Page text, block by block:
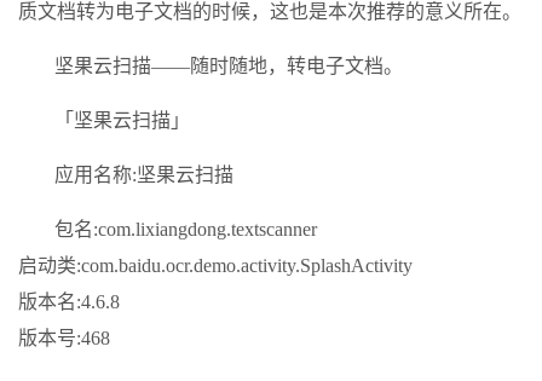
质文档转为电子文档的时候，这也是本次推荐的意义所在。
坚果云扫描——随时随地，转电子文档。
「坚果云扫描」
应用名称:坚果云扫描
包名:com.lixiangdong.textscanner
启动类:com.baidu.ocr.demo.activity.SplashActivity
版本名:4.6.8
版本号:468